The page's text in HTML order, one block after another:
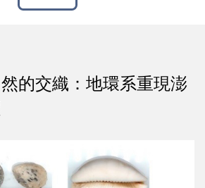
的交織：地環系重現澎